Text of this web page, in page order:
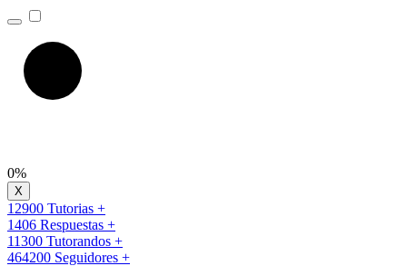
0%
12900 Tutorias +
1406 Respuestas +
11300 Tutorandos +
464200 Seguidores +